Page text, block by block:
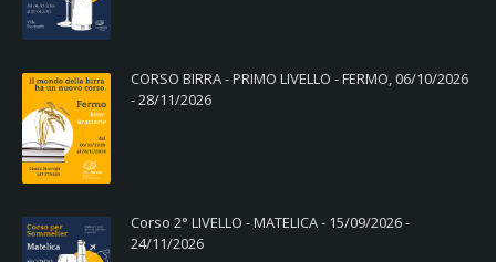
CORSO BIRRA - PRIMO LIVELLO - FERMO, 06/10/2026
- 28/11/2026
Corso 2° LIVELLO - MATELICA - 15/09/2026 -
24/11/2026